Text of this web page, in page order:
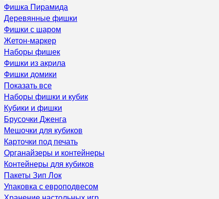
Фишка Пирамида
Деревянные фишки
Фишки с шаром
Жетон-маркер
Наборы фишек
Фишки из акрила
Фишки домики
Показать все
Наборы фишки и кубик
Кубики и фишки
Брусочки Дженга
Мешочки для кубиков
Карточки под печать
Органайзеры и контейнеры
Контейнеры для кубиков
Пакеты Зип Лок
Упаковка с европодвесом